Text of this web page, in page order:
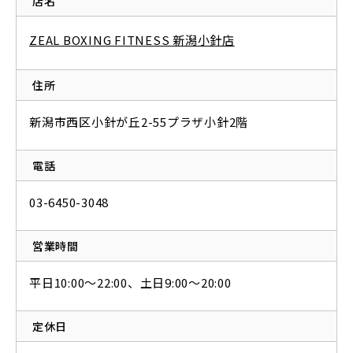
ZEAL BOXING FITNESS 新潟小針店
住所
新潟市西区小針が丘2-55プラザ小針2階
電話
03-6450-3048
営業時間
平日10:00～22:00、土日9:00～20:00
定休日